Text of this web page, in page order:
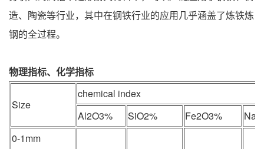
造、陶瓷等行业，其中在钢铁行业的应用几乎涵盖了炼铁炼
钢的全过程。
物理指标、化学指标
Size
chemical index
Al2O3%
SiO2% Fe2O3%
0-1mm